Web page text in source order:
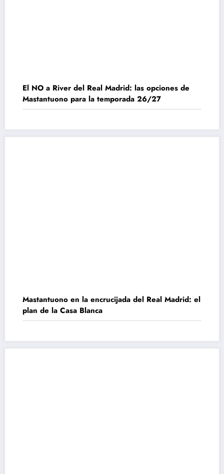
El NO a River del Real Madrid: las opciones de
Mastantuono para la temporada 26/27
Mastantuono en la encrucijada del Real Madrid: el
plan de la Casa Blanca